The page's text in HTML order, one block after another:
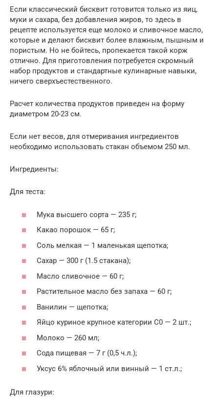
Если классический бисквит готовится только из яиц,
муки и сахара, без добавления жиров, то здесь в
рецепте используется еще молоко и сливочное масло,
которые и делают бисквит более влажным, пышным и
пористым. Но не бойтесь, пропекается такой корж
отлично. Для приготовления потребуется скромный
набор продуктов и стандартные кулинарные навыки,
ничего сверхъестественного.
Расчет количества продуктов приведен на форму
диаметром 20-23 см.
Если нет весов, для отмеривания ингредиентов
необходимо использовать стакан объемом 250 мл.
Ингредиенты:
Для теста:
Мука высшего сорта — 235 г;
Какао порошок — 65 г;
Соль мелкая — 1 маленькая щепотка;
Сахар — 300 г (1.5 стакана);
Масло сливочное — 60 г;
Растительное масло без запаха — 60 г;
Ванилин — щепотка;
Яйцо куриное крупное категории С0 — 2 шт.;
Молоко — 260 мл;
Сода пищевая — 7 г (0,5 ч.л.);
Уксус 6% яблочный или винный — 1 ст.л.;
Для глазури: